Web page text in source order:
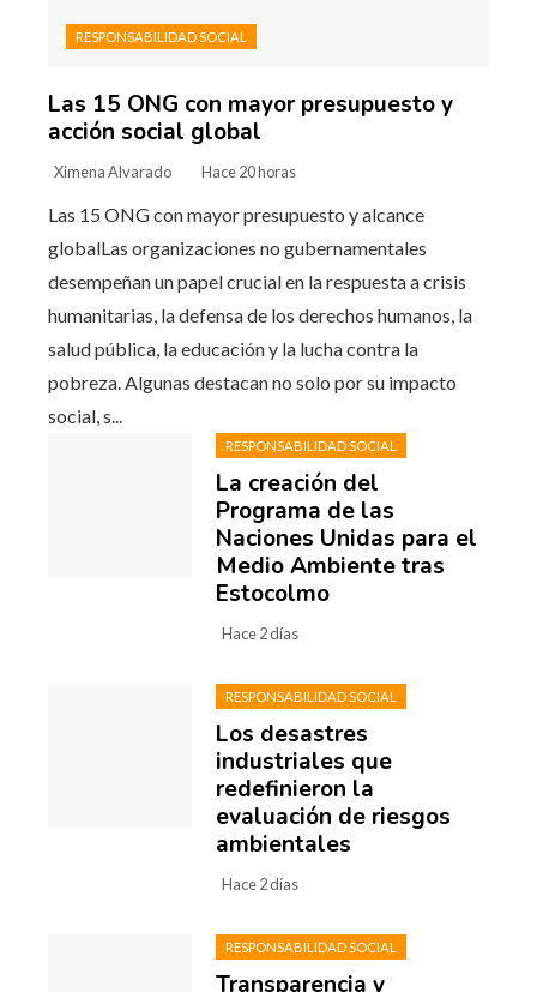
RESPONSABILIDAD SOCIAL
Las 15 ONG con mayor presupuesto y
acción social global
Ximena Alvarado Hace 20 horas
Las 15 ONG con mayor presupuesto y alcance
globalLas organizaciones no gubernamentales
desempeñan un papel crucial en la respuesta a crisis
humanitarias, la defensa de los derechos humanos, la
salud pública, la educación y la lucha contra la
pobreza. Algunas destacan no solo por su impacto
social, s...
RESPONSABILIDAD SOCIAL
La creación del
Programa de las
Naciones Unidas para el
Medio Ambiente tras
Estocolmo
Hace 2 días
RESPONSABILIDAD SOCIAL
Los desastres
industriales que
redefinieron la
evaluación de riesgos
ambientales
Hace 2 días
RESPONSABILIDAD SOCIAL
Transparencia y